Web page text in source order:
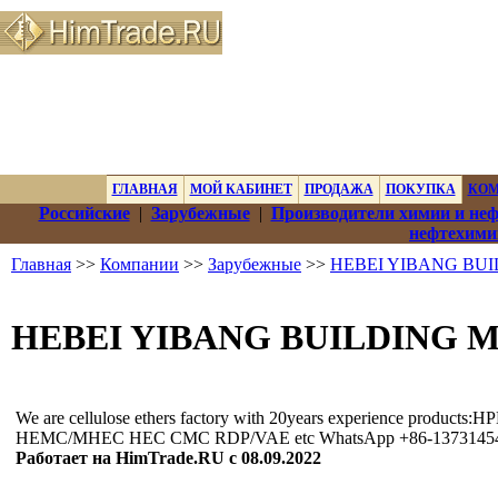
ГЛАВНАЯ МОЙ КАБИНЕТ ПРОДАЖА ПОКУПКА
Российские| Зарубежные| Производители химии и
Главная >> Компании >> Зарубежные >> HEBEI YIBANG
HEBEI YIBANG BUILDING
We are cellulose ethers factory with 20years experience
HEMC/MHEC HEC CMC RDP/VAE etc WhatsApp +86-
Работает на HimTrade.RU с 08.09.2022